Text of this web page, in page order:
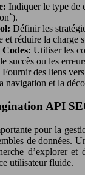
Indiquer le type de
Définir les
et réduire la charge
Utiliser les
succès ou les
Fournir des liens
navigation et la
API
pour la
de données.
d’explorer et
utilisateur fluide.